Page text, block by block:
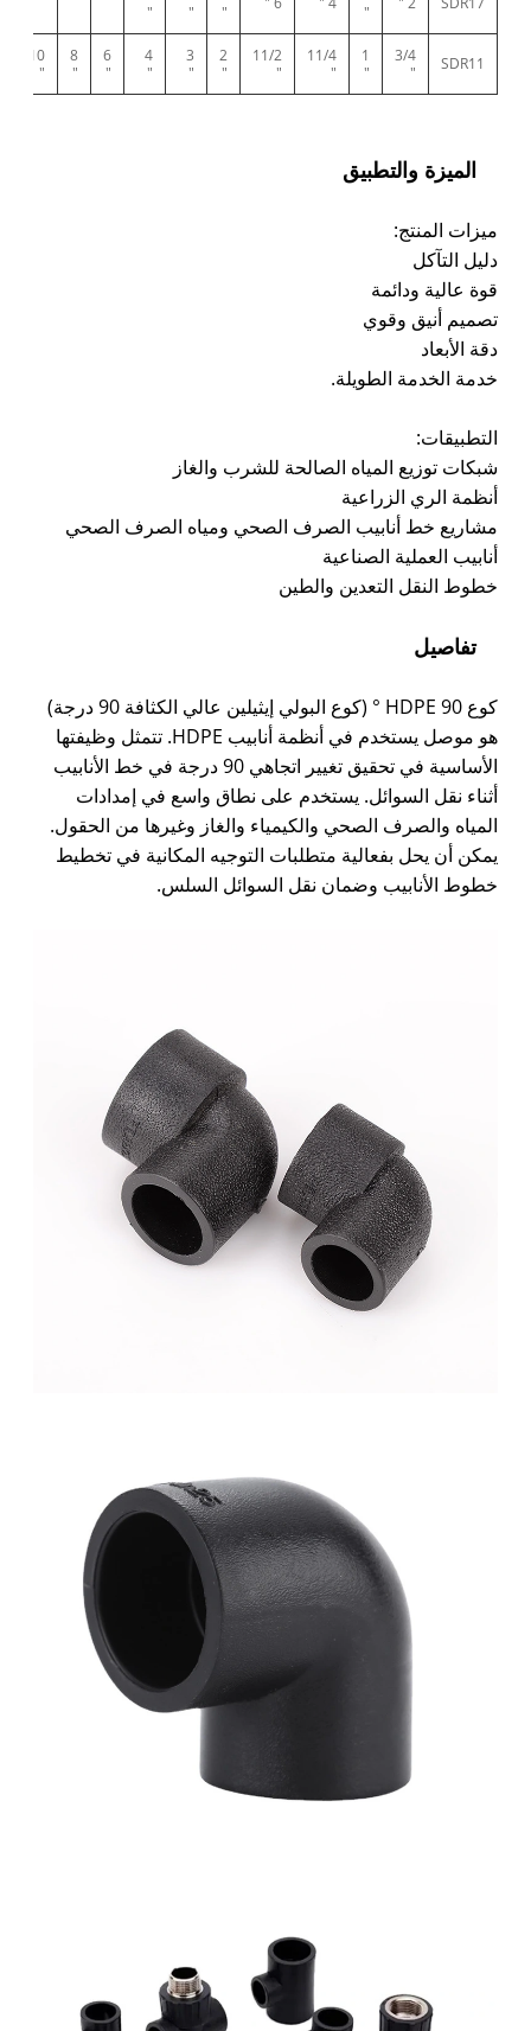
"
"
"
"
SDR11
3/4
"
1
"
11/4
"
11/2
"
2
"
3
"
4
"
6
"
8
"
10
"
الميزة والتطبيق
ميزات المنتج:
دليل التآكل
قوة عالية ودائمة
تصميم أنيق وقوي
دقة الأبعاد
خدمة الخدمة الطويلة.
التطبيقات:
شبكات توزيع المياه الصالحة للشرب والغاز
أنظمة الري الزراعية
مشاريع خط أنابيب الصرف الصحي ومياه الصرف الصحي
أنابيب العملية الصناعية
خطوط النقل التعدين والطين
تفاصيل
كوع HDPE 90 ° (كوع البولي إيثيلين عالي الكثافة 90 درجة)
هو موصل يستخدم في أنظمة أنابيب HDPE. تتمثل وظيفتها
الأساسية في تحقيق تغيير اتجاهي 90 درجة في خط الأنابيب
أثناء نقل السوائل. يستخدم على نطاق واسع في إمدادات
المياه والصرف الصحي والكيمياء والغاز وغيرها من الحقول.
يمكن أن يحل بفعالية متطلبات التوجيه المكانية في تخطيط
خطوط الأنابيب وضمان نقل السوائل السلس.